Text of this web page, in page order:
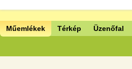
Műemlékek Térkép Üzenőfal